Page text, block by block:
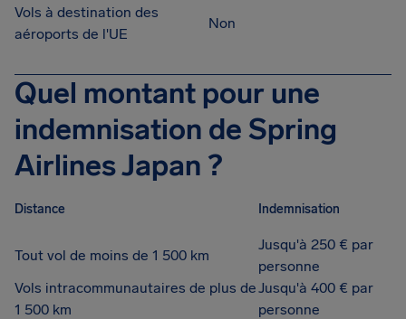
Vols à destination des
aéroports de l'UE
Non
Quel montant pour une
indemnisation de Spring
Airlines Japan ?
Distance Indemnisation
Tout vol de moins de 1 500 km
Jusqu'à 250 € par
personne
Vols intracommunautaires de plus de
1 500 km
Jusqu'à 400 € par
personne